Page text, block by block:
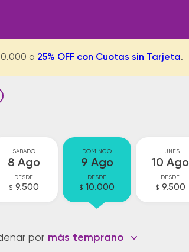
o 25% OFF con Cuotas sin Tarjeta.
SABADO
8 Ago
DESDE
$ 9.500
DOMINGO
9 Ago
DESDE
$ 10.000
LUNES
10 Ago
DESDE
$ 9.500
por más temprano